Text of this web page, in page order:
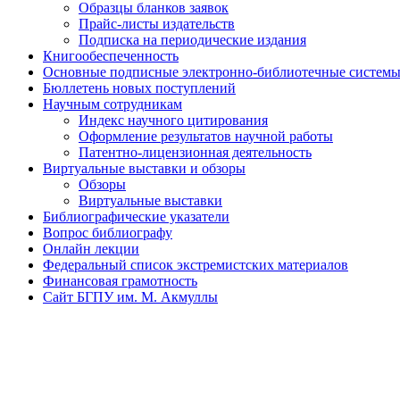
Образцы бланков заявок
Прайс-листы издательств
Подписка на периодические издания
Книгообеспеченность
Основные подписные электронно-библиотечные
Бюллетень новых поступлений
Научным сотрудникам
Индекс научного цитирования
Оформление результатов научной работы
Патентно-лицензионная деятельность
Виртуальные выставки и обзоры
Обзоры
Виртуальные выставки
Библиографические указатели
Вопрос библиографу
Онлайн лекции
Федеральный список экстремистских материалов
Финансовая грамотность
Сайт БГПУ им. М. Акмуллы